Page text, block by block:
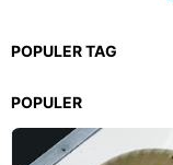
POPULER TAG
POPULER